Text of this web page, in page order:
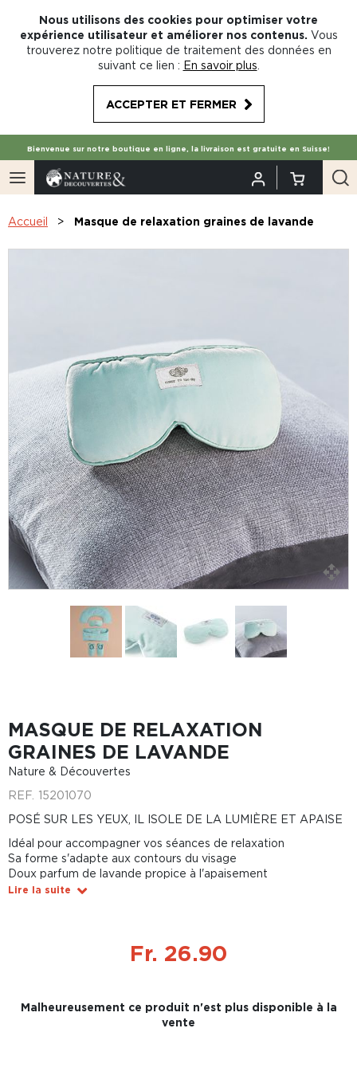
Nous utilisons des cookies pour optimiser votre
expérience utilisateur et améliorer nos contenus. Vous
trouverez notre politique de traitement des données en
suivant ce lien : En savoir plus
ACCEPTER ET FERMER
Bienvenue sur notre boutique en ligne, la livraison est gratuite en Suisse!
Accueil Masque de relaxation graines de lavande
MASQUE DE RELAXATION
GRAINES DE LAVANDE
Nature & Découvertes
REF. 15201070
POSÉ SUR LES YEUX, IL ISOLE DE LA LUMIÈRE ET APAISE
Idéal pour accompagner vos séances de relaxation
Sa forme s'adapte aux contours du visage
Doux parfum de lavande propice à l'apaisement
Lire la suite
Fr. 26.90
Malheureusement ce produit n'est plus disponible à la
vente